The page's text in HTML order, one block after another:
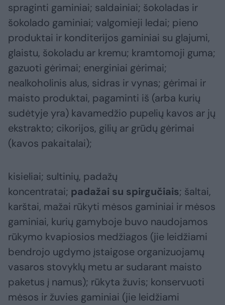
spraginti gaminiai; saldainiai; šokoladas ir
šokolado gaminiai; valgomieji ledai; pieno
produktai ir konditerijos gaminiai su glajumi,
glaistu, šokoladu ar kremu; kramtomoji guma;
gazuoti gėrimai; energiniai gėrimai;
nealkoholinis alus, sidras ir vynas; gėrimai ir
maisto produktai, pagaminti iš (arba kurių
sudėtyje yra) kavamedžio pupelių kavos ar jų
ekstrakto; cikorijos, gilių ar grūdų gėrimai
(kavos pakaitalai);
kisieliai; sultinių, padažų
koncentratai; padažai su spirgučiais; šaltai,
karštai, mažai rūkyti mėsos gaminiai ir mėsos
gaminiai, kurių gamyboje buvo naudojamos
rūkymo kvapiosios medžiagos (jie leidžiami
bendrojo ugdymo įstaigose organizuojamų
vasaros stovyklų metu ar sudarant maisto
paketus į namus); rūkyta žuvis; konservuoti
mėsos ir žuvies gaminiai (jie leidžiami